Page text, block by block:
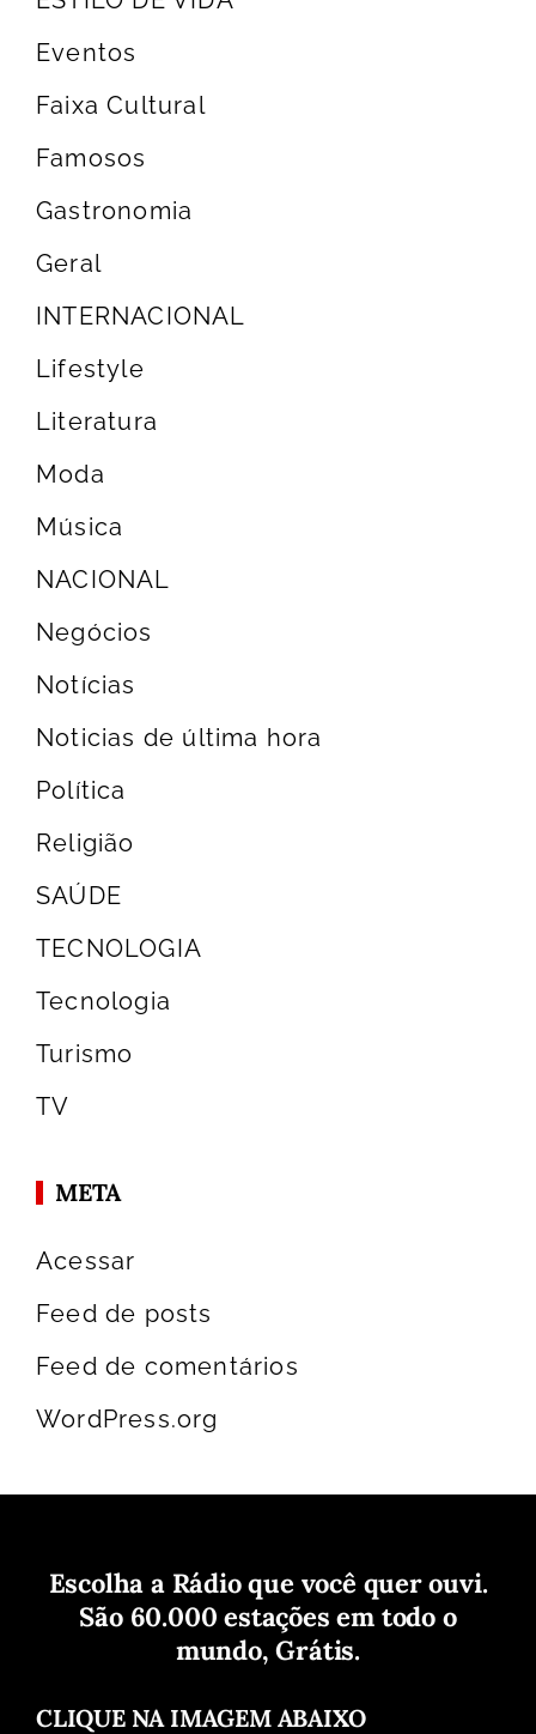
Eventos
Faixa Cultural
Famosos
Gastronomia
Geral
INTERNACIONAL
Lifestyle
Literatura
Moda
Música
NACIONAL
Negócios
Notícias
Noticias de última hora
Política
Religião
SAÚDE
TECNOLOGIA
Tecnologia
Turismo
TV
META
Acessar
Feed de posts
Feed de comentários
WordPress.org
Escolha a Rádio que você quer ouvi.
São 60.000 estações em todo o
mundo, Grátis.
CLIQUE NA IMAGEM ABAIXO